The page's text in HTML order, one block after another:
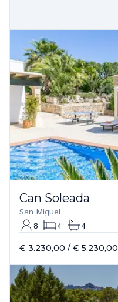
Can Soleada
San Miguel
8
4 4
€ 3.230,00 / € 5.230,00